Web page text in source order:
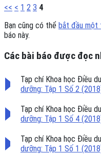
<< < 1 2 3 4
Bạn cũng có thể bắt đầu một
báo này.
Các bài báo được đọc
Tạp chí Khoa học Điều
dưỡng: Tập 1 Số 2
Tạp chí Khoa học Điều
dưỡng: Tập 1 Số 4
Tạp chí Khoa học Điều
dưỡng: Tập 1 Số 1